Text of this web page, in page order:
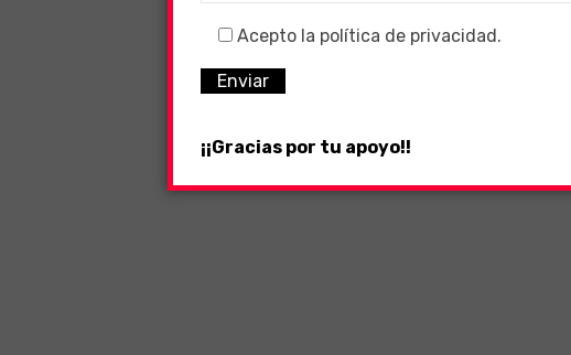
Acepto la política de privacidad.
¡¡Gracias por tu apoyo!!